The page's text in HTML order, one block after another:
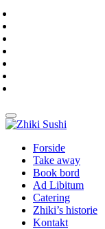
Forside
Take away
Book bord
Ad Libitum
Catering
Zhiki’s historie
Kontakt